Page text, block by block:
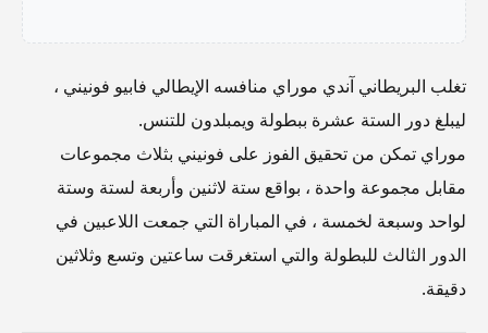
تغلب البريطاني آندي موراي منافسه الإيطالي فابيو فونيني ،
ليبلغ دور الستة عشرة ببطولة ويمبلدون للتنس.
موراي تمكن من تحقيق الفوز على فونيني بثلاث مجموعات
مقابل مجموعة واحدة ، بواقع ستة لاثنين وأربعة لستة وستة
لواحد وسبعة لخمسة ، في المباراة التي جمعت اللاعبين في
الدور الثالث للبطولة والتي استغرقت ساعتين وتسع وثلاثين
دقيقة.